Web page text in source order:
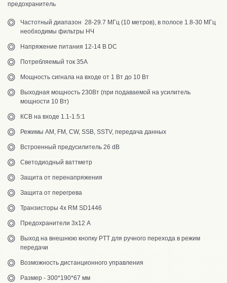
предохранитель
Частотный диапазон 28-29.7 МГц (10 метров), в полосе 1.8-30 МГц
необходимы фильтры НЧ
Напряжение питания 12-14 В DC
Потребляемый ток 35А
Мощность сигнала на входе от 1 Вт до 10 Вт
Выходная мощность 230Вт (при подаваемой на усилитель
мощности 10 Вт)
КСВ на входе 1.1-1.5:1
Режимы AM, FM, CW, SSB, SSTV, передача данных
Встроенный предусилитель 26 dB
Светодиодный ваттметр
Защита от перенапряжения
Защита от перегрева
Транзисторы 4х RM SD1446
Предохранители 3х12 А
Выход на внешнюю кнопку PTT для ручного перехода в режим
передачи
Возможность дистанционного управления
Размер - 300*190*67 мм